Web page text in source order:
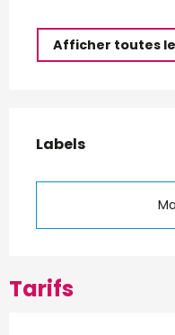
Afficher toutes
Offres de
Labels
Labels
Tarifs